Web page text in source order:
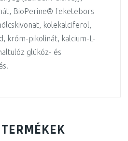
BioPerine® feketebors
kolekalciferol,
króm-pikolinát, kalcium-L-
glükóz- és